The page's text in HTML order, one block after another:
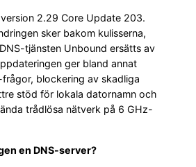
2.29 Core Update 203.
sker bakom kulisserna,
tjänsten Unbound ersätts av
ger bland annat
blockering av skadliga
stöd för lokala datornamn och
trådlösa nätverk på 6 GHz-
en DNS-server?